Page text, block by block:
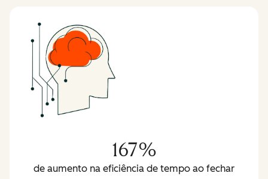
167%
de aumento na eficiência de tempo ao fechar